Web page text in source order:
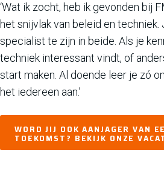
‘Wat ik zocht, heb ik gevonden bij
het snijvlak van beleid en
specialist te zijn in beide. Als je
techniek interessant vindt, of
start maken. Al doende leer je zó
het iedereen aan.’
WORD JIJ OOK AANJAGER VAN
TOEKOMST? BEKIJK ONZE